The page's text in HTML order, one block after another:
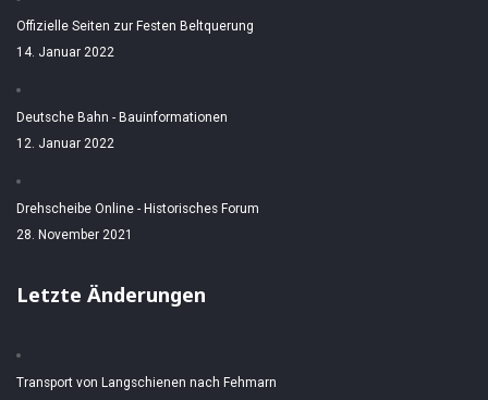
Offizielle Seiten zur Festen Beltquerung
14. Januar 2022
Deutsche Bahn - Bauinformationen
12. Januar 2022
Drehscheibe Online - Historisches Forum
28. November 2021
Letzte Änderungen
Transport von Langschienen nach Fehmarn